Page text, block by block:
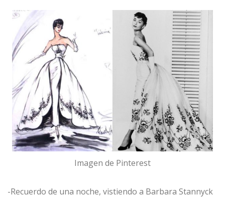
Imagen de Pinterest
-Recuerdo de una noche, vistiendo a Barbara Stannyck